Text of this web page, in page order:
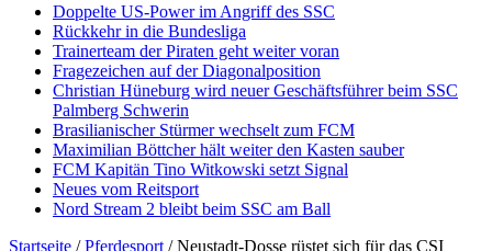
Doppelte US-Power im Angriff des SSC
Rückkehr in die Bundesliga
Trainerteam der Piraten geht weiter voran
Fragezeichen auf der Diagonalposition
Christian Hüneburg wird neuer Geschäftsführer beim SSC
Palmberg Schwerin
Brasilianischer Stürmer wechselt zum FCM
Maximilian Böttcher hält weiter den Kasten sauber
FCM Kapitän Tino Witkowski setzt Signal
Neues vom Reitsport
Nord Stream 2 bleibt beim SSC am Ball
Startseite / Pferdesport / Neustadt-Dosse rüstet sich für das CSI